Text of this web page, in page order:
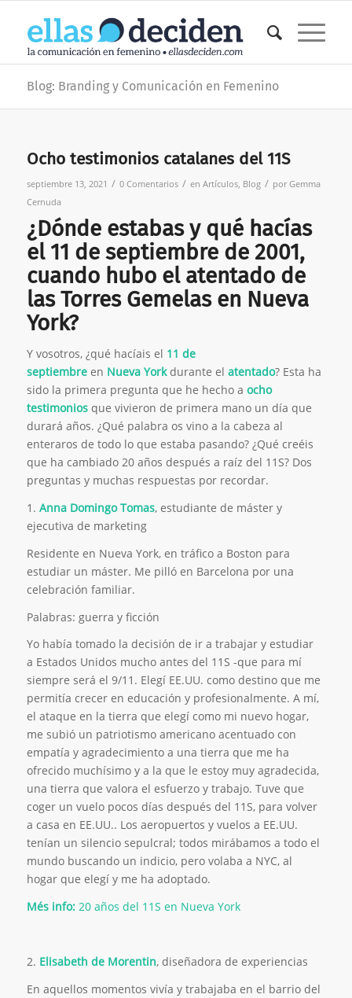
Blog: Branding y Comunicación en Femenino
Ocho testimonios catalanes del 11S
septiembre 13, 2021 / 0 Comentarios / en Artículos, Blog / porGemma
Cernuda
¿Dónde estabas y qué hacías
el 11 de septiembre de 2001,
cuando hubo el atentado de
las Torres Gemelas en Nueva
York?
Y vosotros, ¿qué hacíais el 11 de
septiembre en Nueva Yorkdurante el atentado? Esta ha
sido la primera pregunta que he hecho a ocho
testimoniosque vivieron de primera mano un día que
durará años. ¿Qué palabra os vino a la cabeza al
enteraros de todo lo que estaba pasando? ¿Qué creéis
que ha cambiado 20 años después a raíz del 11S? Dos
preguntas y muchas respuestas por recordar.
1. Anna Domingo Tomas, estudiante de máster y
ejecutiva de marketing
Residente en Nueva York, en tráfico a Boston para
estudiar un máster. Me pilló en Barcelona por una
celebración familiar.
Palabras: guerra y ficción
Yo había tomado la decisión de ir a trabajar y estudiar
a Estados Unidos mucho antes del 11S -que para mí
siempre será el 9/11. Elegí EE.UU. como destino que me
permitía crecer en educación y profesionalmente. A mí,
el ataque en la tierra que elegí como mi nuevo hogar,
me subió un patriotismo americano acentuado con
empatía y agradecimiento a una tierra que me ha
ofrecido muchísimo y a la que le estoy muy agradecida,
una tierra que valora el esfuerzo y trabajo. Tuve que
coger un vuelo pocos días después del 11S, para volver
a casa en EE.UU.. Los aeropuertos y vuelos a EE.UU.
tenían un silencio sepulcral; todos mirábamos a todo el
mundo buscando un indicio, pero volaba a NYC, al
hogar que elegí y me ha adoptado.
Més info: 20 años del 11S en Nueva York
2. Elisabeth de Morentin, diseñadora de experiencias
En aquellos momentos vivía y trabajaba en el barrio del